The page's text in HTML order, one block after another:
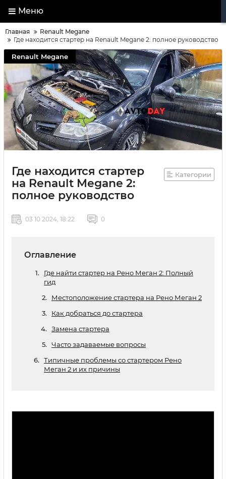
Меню
Главная
Renault Megane
Где находится стартер на Renault Megane 2: полное руководство
Renault Megane
Где находится стартер
на Renault Megane 2:
полное руководство
Категории
03 10 2024, 18:22 0
Оглавление
Где найти стартер на Рено Меган 2: Полный
гид
Местоположение стартера на Рено Меган 2
Как добраться до стартера
Замена стартера
Часто задаваемые вопросы
Типичные проблемы со стартером Рено
Меган 2 и их причины